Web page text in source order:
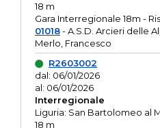
18 m
Gara Interregionale 18m -
01018- A.S.D. Arcieri delle
Merlo, Francesco
R2603002
dal: 06/01/2026
al: 06/01/2026
Interregionale
Liguria: San Bartolomeo al
18 m